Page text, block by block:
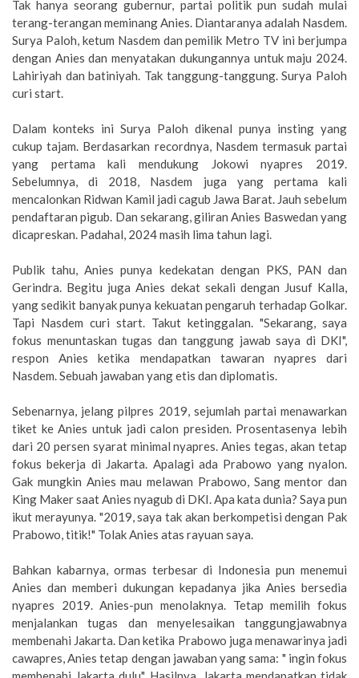
Tak hanya seorang gubernur, partai politik pun sudah mulai
terang-terangan meminang Anies. Diantaranya adalah Nasdem.
Surya Paloh, ketum Nasdem dan pemilik Metro TV ini berjumpa
dengan Anies dan menyatakan dukungannya untuk maju 2024.
Lahiriyah dan batiniyah. Tak tanggung-tanggung. Surya Paloh
curi start.
Dalam konteks ini Surya Paloh dikenal punya insting yang
cukup tajam. Berdasarkan recordnya, Nasdem termasuk partai
yang pertama kali mendukung Jokowi nyapres 2019.
Sebelumnya, di 2018, Nasdem juga yang pertama kali
mencalonkan Ridwan Kamil jadi cagub Jawa Barat. Jauh sebelum
pendaftaran pigub. Dan sekarang, giliran Anies Baswedan yang
dicapreskan. Padahal, 2024 masih lima tahun lagi.
Publik tahu, Anies punya kedekatan dengan PKS, PAN dan
Gerindra. Begitu juga Anies dekat sekali dengan Jusuf Kalla,
yang sedikit banyak punya kekuatan pengaruh terhadap Golkar.
Tapi Nasdem curi start. Takut ketinggalan. "Sekarang, saya
fokus menuntaskan tugas dan tanggung jawab saya di DKI",
respon Anies ketika mendapatkan tawaran nyapres dari
Nasdem. Sebuah jawaban yang etis dan diplomatis.
Sebenarnya, jelang pilpres 2019, sejumlah partai menawarkan
tiket ke Anies untuk jadi calon presiden. Prosentasenya lebih
dari 20 persen syarat minimal nyapres. Anies tegas, akan tetap
fokus bekerja di Jakarta. Apalagi ada Prabowo yang nyalon.
Gak mungkin Anies mau melawan Prabowo, Sang mentor dan
King Maker saat Anies nyagub di DKI. Apa kata dunia? Saya pun
ikut merayunya. "2019, saya tak akan berkompetisi dengan Pak
Prabowo, titik!" Tolak Anies atas rayuan saya.
Bahkan kabarnya, ormas terbesar di Indonesia pun menemui
Anies dan memberi dukungan kepadanya jika Anies bersedia
nyapres 2019. Anies-pun menolaknya. Tetap memilih fokus
menjalankan tugas dan menyelesaikan tanggungjawabnya
membenahi Jakarta. Dan ketika Prabowo juga menawarinya jadi
cawapres, Anies tetap dengan jawaban yang sama: " ingin fokus